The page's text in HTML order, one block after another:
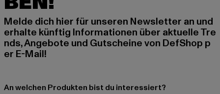
Melde dich hier für unseren Newsletter an und
erhalte künftig Informationen über aktuelle Tre
nds, Angebote und Gutscheine von DefShop p
er E-Mail!
An welchen Produkten bist du interessiert?